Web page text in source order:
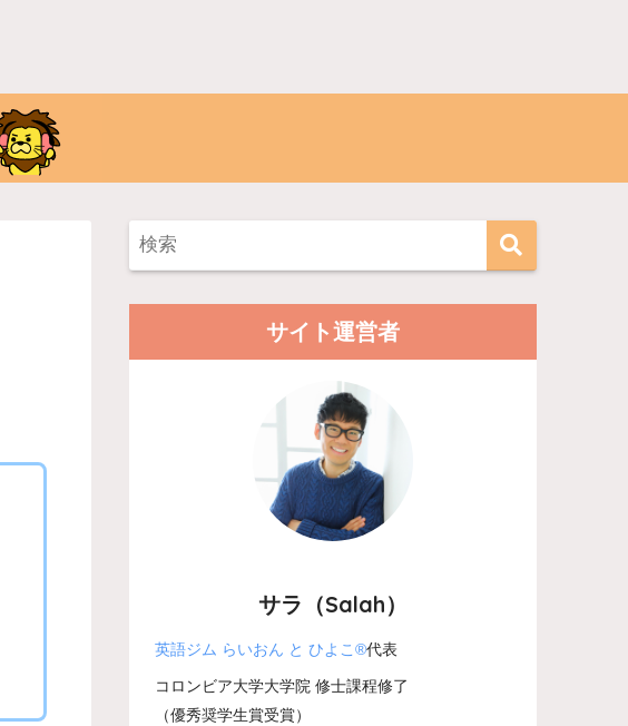
サイト運営者
サラ（Salah）
英語ジム らいおん と ひよこ®代表
コロンビア大学大学院 修士課程修了
（優秀奨学生賞受賞）